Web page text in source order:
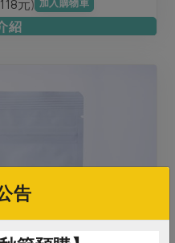
元) 加入購物車
紹
告